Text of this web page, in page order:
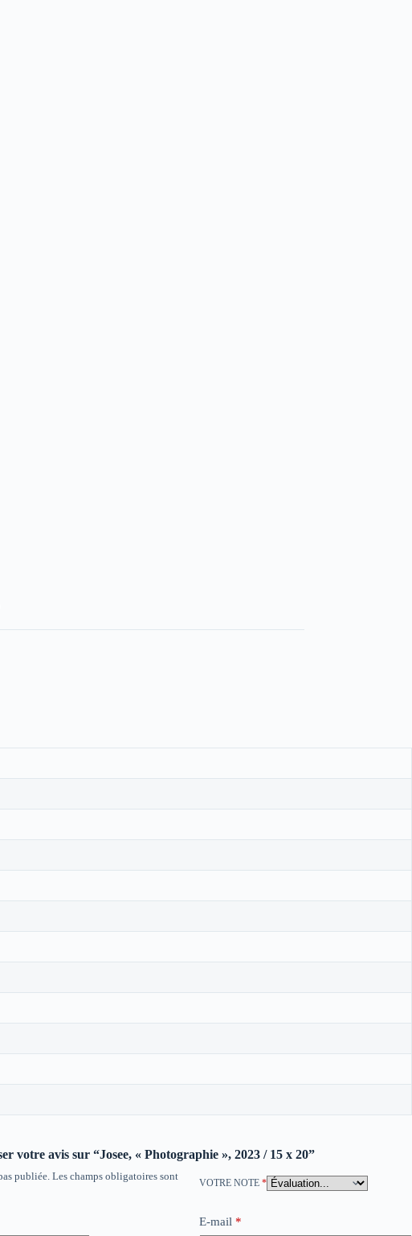
votre avis sur “Josee, « Photographie », 2023 / 15 x 20”
publiée. Les champs obligatoires sont
VOTRE NOTE *
E-mail *